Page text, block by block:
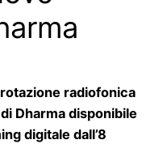
radiofonica
Dharma disponibile
digitale dall’8